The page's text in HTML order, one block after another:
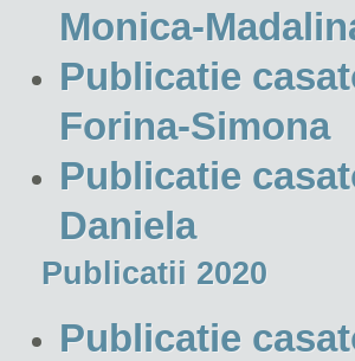
Monica-
Publicatie
Forina-Simona
Publicatie
Daniela
Publicatii 2020
Publicatie